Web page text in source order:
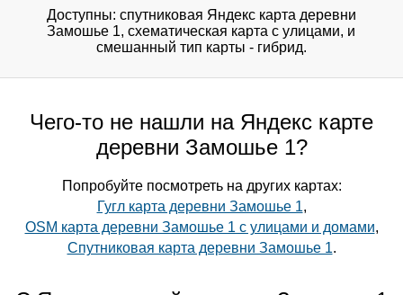
Доступны: спутниковая Яндекс карта деревни
Замошье 1, схематическая карта с улицами, и
смешанный тип карты - гибрид.
Чего-то не нашли на Яндекс карте
деревни Замошье 1?
Попробуйте посмотреть на других картах:
Гугл карта деревни Замошье 1,
OSM карта деревни Замошье 1 с улицами и домами,
Спутниковая карта деревни Замошье 1.